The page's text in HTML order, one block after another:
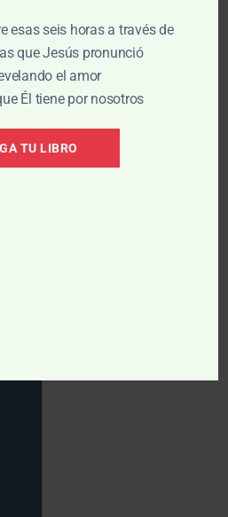
esas seis horas a través de
que Jesús pronunció
el amor
Él tiene por nosotros
TU LIBRO